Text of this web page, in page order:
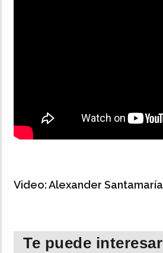
Video: Alexander Santamaría
Te puede interesar